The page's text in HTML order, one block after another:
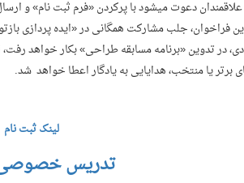
دعوت می­شود با پرکردن «فرم ثبت نام» و
فراخوان، جلب مشارکت همگانی در «ایده­ پردازی
در تدوین «برنامه مسابقه طراحی» بکار خواهد رفت،
برتر یا منتخب، هدایایی به یادگار اعطا خواهد شد.
لینک ثبت نام
تدریس